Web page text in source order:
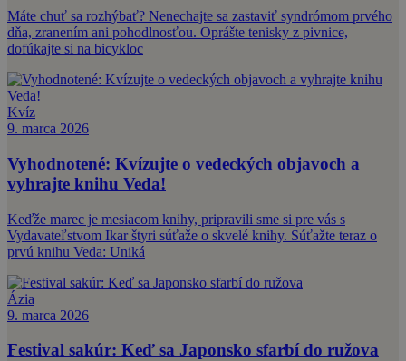
Máte chuť sa rozhýbať? Nenechajte sa zastaviť syndrómom prvého
dňa, zranením ani pohodlnosťou. Oprášte tenisky z pivnice,
dofúkajte si na bicykloc
Kvíz
9. marca 2026
Vyhodnotené: Kvízujte o vedeckých objavoch a
vyhrajte knihu Veda!
Keďže marec je mesiacom knihy, pripravili sme si pre vás s
Vydavateľstvom Ikar štyri súťaže o skvelé knihy. Súťažte teraz o
prvú knihu Veda: Uniká
Ázia
9. marca 2026
Festival sakúr: Keď sa Japonsko sfarbí do ružova